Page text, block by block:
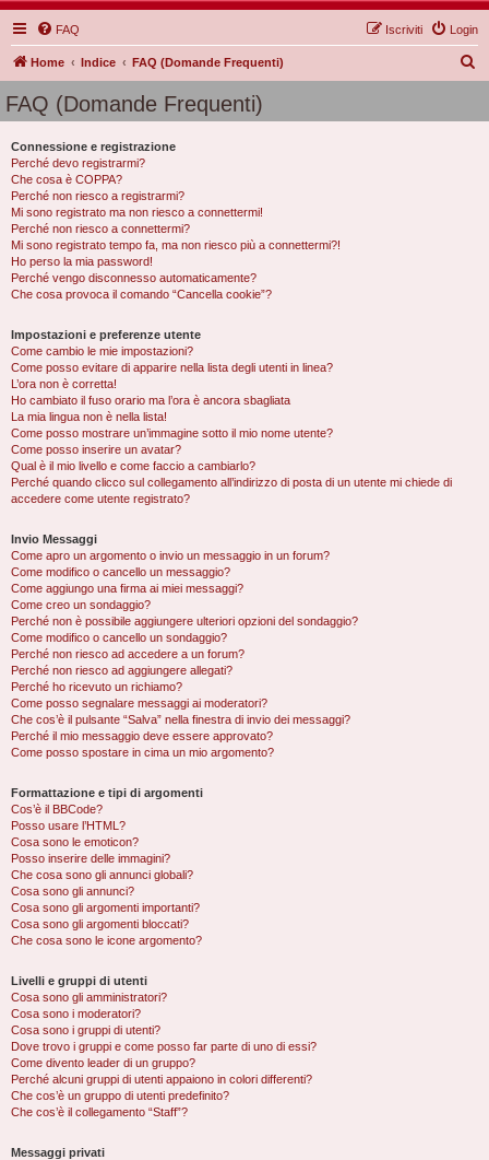
FAQ Login
Iscriviti
Home Indice FAQ (Domande Frequenti)
FAQ (Domande Frequenti)
Connessione e registrazione
Perché devo registrarmi?
Che cosa è COPPA?
Perché non riesco a registrarmi?
Mi sono registrato ma non riesco a connettermi!
Perché non riesco a connettermi?
Mi sono registrato tempo fa, ma non riesco più a connettermi?!
Ho perso la mia password!
Perché vengo disconnesso automaticamente?
Che cosa provoca il comando “Cancella cookie”?
Impostazioni e preferenze utente
Come cambio le mie impostazioni?
Come posso evitare di apparire nella lista degli utenti in linea?
L’ora non è corretta!
Ho cambiato il fuso orario ma l’ora è ancora sbagliata
La mia lingua non è nella lista!
Come posso mostrare un’immagine sotto il mio nome utente?
Come posso inserire un avatar?
Qual è il mio livello e come faccio a cambiarlo?
Perché quando clicco sul collegamento all’indirizzo di posta di un utente mi chiede di
accedere come utente registrato?
Invio Messaggi
Come apro un argomento o invio un messaggio in un forum?
Come modifico o cancello un messaggio?
Come aggiungo una firma ai miei messaggi?
Come creo un sondaggio?
Perché non è possibile aggiungere ulteriori opzioni del sondaggio?
Come modifico o cancello un sondaggio?
Perché non riesco ad accedere a un forum?
Perché non riesco ad aggiungere allegati?
Perché ho ricevuto un richiamo?
Come posso segnalare messaggi ai moderatori?
Che cos’è il pulsante “Salva” nella finestra di invio dei messaggi?
Perché il mio messaggio deve essere approvato?
Come posso spostare in cima un mio argomento?
Formattazione e tipi di argomenti
Cos’è il BBCode?
Posso usare l’HTML?
Cosa sono le emoticon?
Posso inserire delle immagini?
Che cosa sono gli annunci globali?
Cosa sono gli annunci?
Cosa sono gli argomenti importanti?
Cosa sono gli argomenti bloccati?
Che cosa sono le icone argomento?
Livelli e gruppi di utenti
Cosa sono gli amministratori?
Cosa sono i moderatori?
Cosa sono i gruppi di utenti?
Dove trovo i gruppi e come posso far parte di uno di essi?
Come divento leader di un gruppo?
Perché alcuni gruppi di utenti appaiono in colori differenti?
Che cos’è un gruppo di utenti predefinito?
Che cos’è il collegamento “Staff”?
Messaggi privati